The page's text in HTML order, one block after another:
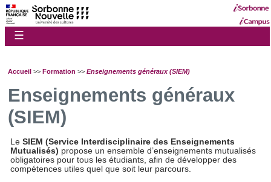
☰
Accueil >> Formation >> Enseignements généraux (SIEM)
Enseignements généraux
(SIEM)
LeSIEM (Service Interdisciplinaire des Enseignements
Mutualisés) propose un ensemble d’enseignements mutualisés
obligatoires pour tous les étudiants, afin de développer des
compétences utiles quel que soit leur parcours.